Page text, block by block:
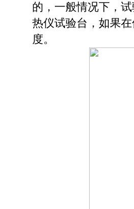
的，一般情况下，
热仪试验台，如果
度。